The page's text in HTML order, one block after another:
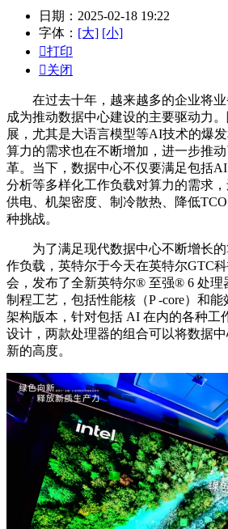
日期：2025-02-18 19:22
字体： [大] [小]
打印
关闭
在过去十年，越来越多的企业将业
成为推动数据中心建设的主要驱动力
展，尤其是大语言模型等AI技术的爆
算力的需求也在不断增加，进一步推
革。当下，数据中心不仅要满足包括
分析等多样化工作负载对算力的需求，
供电、机架密度、制冷散热、降低
种挑战。
为了满足现代数据中心不断增长的
作负载，英特尔于今天在英特尔GTC
会，发布了全新英特尔®️ 至强®️ 6 处理
制程工艺，包括性能核（P -core）和能
架构版本，针对包括 AI 在内的各种工
设计，两款处理器的组合可以将数据
新的高度。